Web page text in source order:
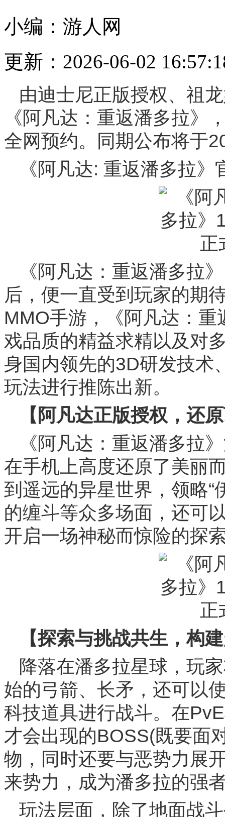
小编：游人网
更新：2026-06-02
由迪士尼正版授权、祖
《阿凡达：重返潘多拉》
全网预约。同期公布将于
《阿凡达: 重返潘多拉
《阿凡达：重返潘多拉
后，便一直受到玩家的期
MMO手游，《阿凡达：
戏品质的精益求精以及对
身国内领先的3D研发技术
玩法进行推陈出新。
【阿凡达正版授权，还
《阿凡达：重返潘多拉
在手机上高度还原了美丽
到遥远的异星世界，领略“
的缠斗等众多场面，还可
开启一场神秘而惊险的探
【探索与挑战共生，构
降落在潘多拉星球，玩
始的弓箭、长矛，还可以
科技道具进行战斗。在
才会出现的BOSS(既要面
物，同时还要与恶势力展
来势力，成为潘多拉的强
玩法层面，除了地面战